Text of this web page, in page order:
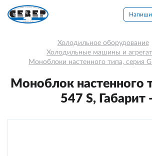
Холодильное оборудование
Холодильные машины и
Моноблоки настенного типа, серия
Моноблок настенного
547 S, Габарит